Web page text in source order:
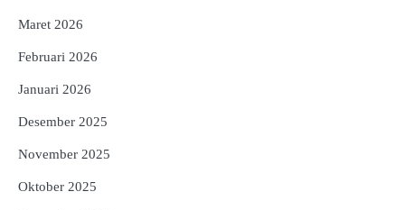
Maret 2026
Februari 2026
Januari 2026
Desember 2025
November 2025
Oktober 2025